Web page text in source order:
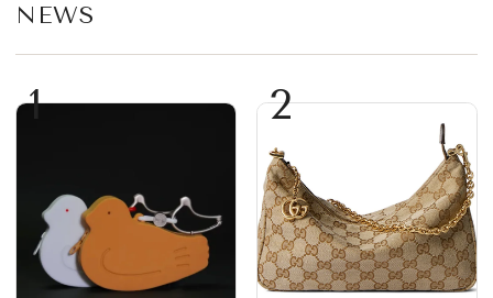
NEWS
1 2